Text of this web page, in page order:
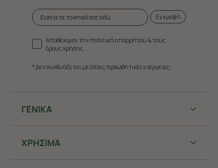
ΓΕΝΙΚΑ
ΧΡHΣΙΜΑ
Εγγραφή
Αποδέχομαι την πολιτική απορρήτου & τους
όρους χρήσης.
* Δεν συνδυάζεται με άλλες προωθητικές ενέργειες.